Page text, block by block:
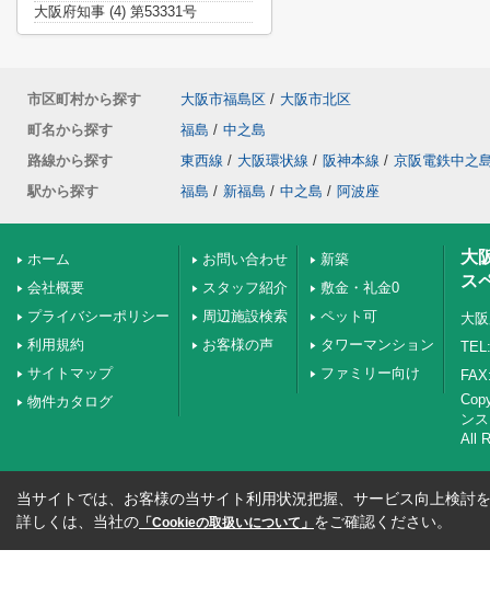
大阪府知事 (4) 第53331号
市区町村から探す 大阪市福島区 / 大阪市北区
町名から探す
福島 / 中之島
路線から探す
東西線 / 大阪環状線 / 阪神本線 / 京阪電鉄中之
駅から探す
福島 / 新福島 / 中之島 / 阿波座
ホーム
会社概要
プライバシーポリシー
利用規約
サイトマップ
物件カタログ
お問い合わせ
スタッフ紹介
周辺施設検索
お客様の声
新築
敷金・礼金0
ペット可
タワーマンション
ファミリー向け
大
ス
大
ンス
All
当サイトでは、お客様の当サイト利用状況把握、サービス向上検討
詳しくは、当社の 「Cookieの取扱いについて」 をご確認ください。